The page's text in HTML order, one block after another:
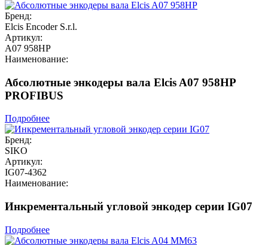
Бренд:
Elcis Encoder S.r.l.
Артикул:
A07 958HP
Наименование:
Абсолютные энкодеры вала Elcis A07 958HP
PROFIBUS
Подробнее
Бренд:
SIKO
Артикул:
IG07-4362
Наименование:
Инкрементальный угловой энкодер серии IG07
Подробнее